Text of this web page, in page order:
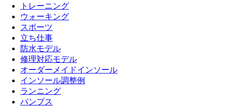
トレーニング
ウォーキング
スポーツ
立ち仕事
防水モデル
修理対応モデル
オーダーメイドインソール
インソール調整例
ランニング
パンプス